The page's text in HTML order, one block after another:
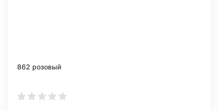
862 розовый